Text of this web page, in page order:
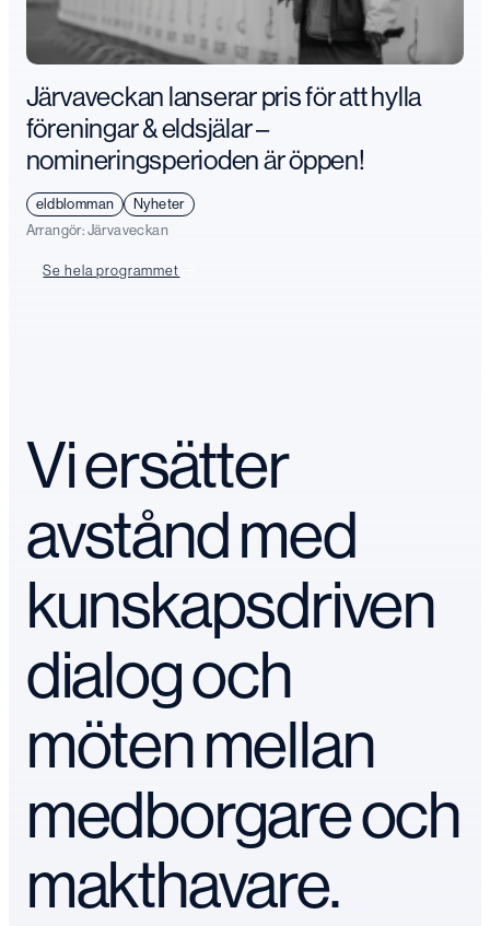
Järvaveckan lanserar pris för att hylla
föreningar & eldsjälar –
nomineringsperioden är öppen!
eldblomman
Nyheter
Arrangör:Järvaveckan
Se hela programmet
Vi ersätter
avstånd med
kunskapsdriven
dialog och
möten mellan
medborgare och
makthavare.